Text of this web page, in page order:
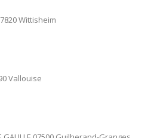
Wittisheim
Vallouise